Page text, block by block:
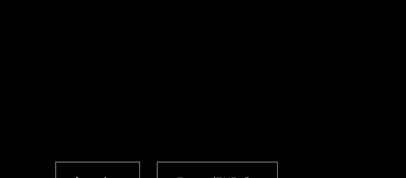
Mettre
Mettre